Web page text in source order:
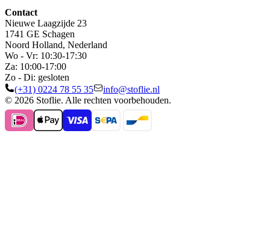
Contact
Nieuwe Laagzijde 23
1741 GE Schagen
Noord Holland, Nederland
Wo - Vr: 10:30-17:30
Za: 10:00-17:00
Zo - Di: gesloten
(+31) 0224 78 55 35
info@stoflie.nl
© 2026 Stoflie. Alle rechten voorbehouden.